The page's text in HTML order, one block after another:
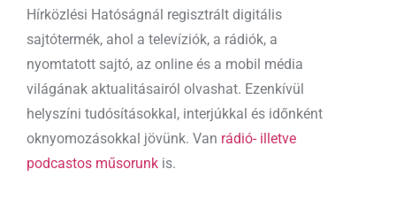
Hírközlési Hatóságnál regisztrált digitális
sajtótermék, ahol a televíziók, a rádiók, a
nyomtatott sajtó, az online és a mobil média
világának aktualitásairól olvashat. Ezenkívül
helyszíni tudósításokkal, interjúkkal és időnként
oknyomozásokkal jövünk. Van rádió- illetve
podcastos műsorunk is.